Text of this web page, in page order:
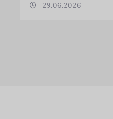
29.06.2026